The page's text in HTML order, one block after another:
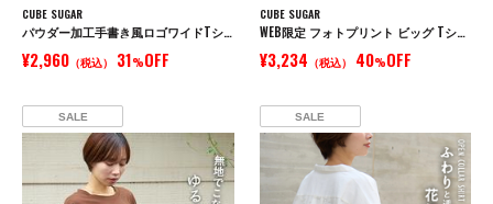
CUBE SUGAR
パウダー加工手書き風ロゴワイドTシャツ
¥2,960 （税込） 31%OFF
CUBE SUGAR
WEB限定 フォトプリント ビッグ Tシャツ
¥3,234 （税込） 40%OFF
SALE SALE